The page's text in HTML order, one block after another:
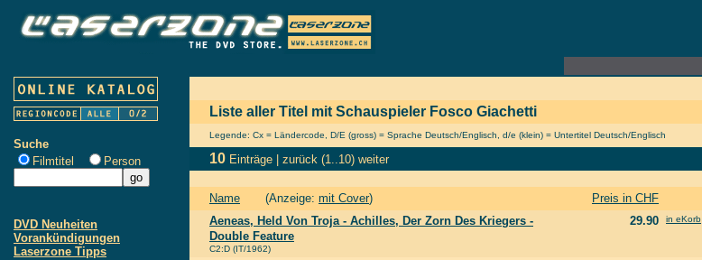
Suche
Filmtitel
Person
DVD Neuheiten
Vorankündigungen
Laserzone Tipps
Liste aller Titel mit Schauspieler Fosco Giachetti
Legende: Cx = Ländercode, D/E (gross) = Sprache Deutsch/Englisch, d/e (klein) = Untertitel Deutsch/Englisch
10 Einträge | zurück (1..10) weiter
Name (Anzeige: mit Cover) Preis in CHF
Aeneas, Held Von Troja - Achilles, Der Zorn Des Kriegers -
Double Feature
C2:D (IT/1962)
29.90 in eKorb